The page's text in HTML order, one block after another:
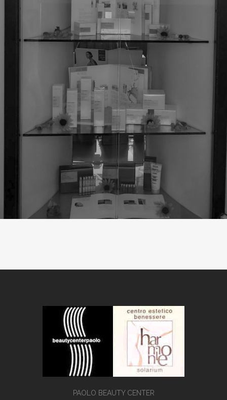
PAOLO BEAUTY CENTER